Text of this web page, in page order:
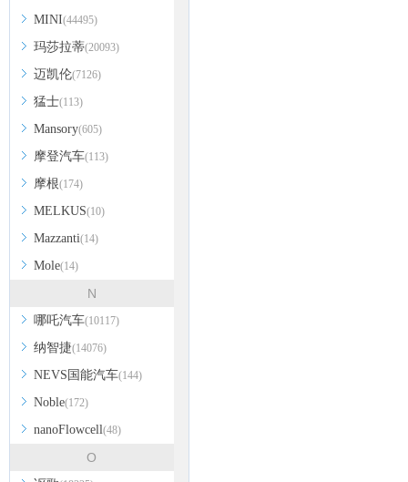
MINI(44495)
玛莎拉蒂(20093)
迈凯伦(7126)
猛士(113)
Mansory(605)
摩登汽车(113)
摩根(174)
MELKUS(10)
Mazzanti(14)
Mole(14)
N
哪吒汽车(10117)
纳智捷(14076)
NEVS国能汽车(144)
Noble(172)
nanoFlowcell(48)
O